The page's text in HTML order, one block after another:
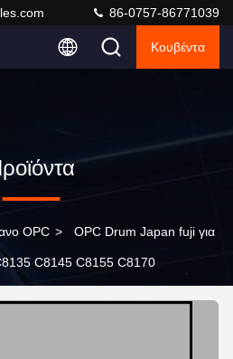
86-0757-86771039
Κουβέντα
OPC > OPC Drum Japan fuji για
C8145 C8155 C8170